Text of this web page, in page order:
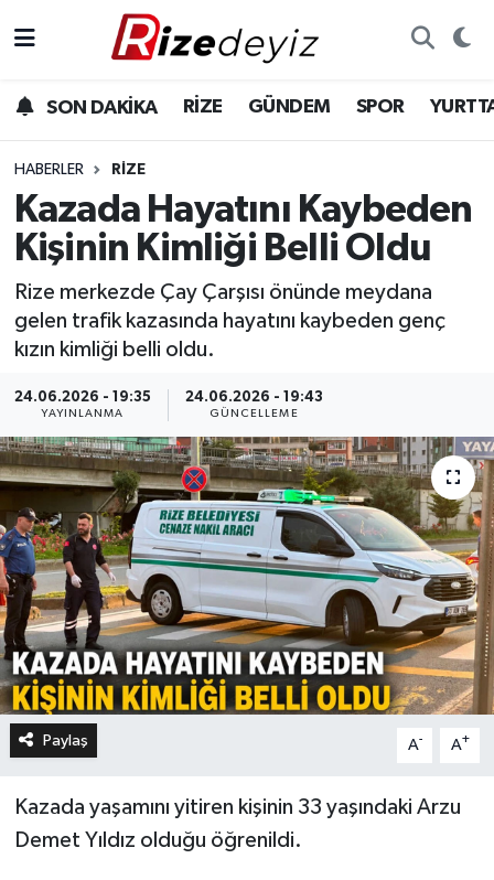
SON DAKİKA RİZE GÜNDEM SPOR
HABERLER RIZE
Kazada Hayatını Kaybeden
Kişinin Kimliği Belli Oldu
Rize merkezde Çay Çarşısı önünde meydana
gelen trafik kazasında hayatını kaybeden genç
kızın kimliği belli oldu.
24.06.2026 - 19:35
YAYINLANMA
24.06.2026 - 19:43
GÜNCELLEME
Paylaş A- A+
Kazada yaşamını yitiren kişinin 33 yaşındaki Arzu
Demet Yıldız olduğu öğrenildi.
Gündem
Yurttan Haberler
Ekonomi
Teknoloji
Sağlık
Rize Hava Durumu
Rize Trafik Yoğunluk Haritası
Süper Lig Puan Durumu ve Fikstür
Tüm Manşetler
Son Dakika Haberleri
Haber Arşivi